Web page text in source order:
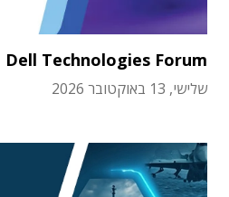
Dell Technologies Forum
שלישי, 13 באוקטובר 2026